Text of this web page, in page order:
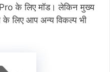
के लिए मॉड। लेकिन मुख्य
लिए आप अन्य विकल्प भी